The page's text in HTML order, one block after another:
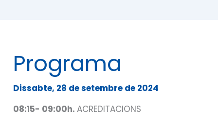
Programa
Dissabte, 28 de setembre de 2024
08:15- 09:00h. ACREDITACIONS